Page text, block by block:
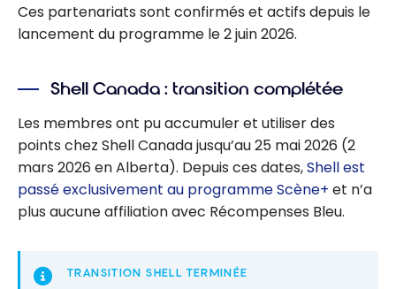
Ces partenariats sont confirmés et actifs depuis le
lancement du programme le 2 juin 2026.
Shell Canada : transition complétée
Les membres ont pu accumuler et utiliser des
points chez Shell Canada jusqu’au 25 mai 2026 (2
mars 2026 en Alberta). Depuis ces dates,Shell est
passé exclusivement au programme Scène+ et n’a
plus aucune affiliation avec Récompenses Bleu.
TRANSITION SHELL TERMINÉE